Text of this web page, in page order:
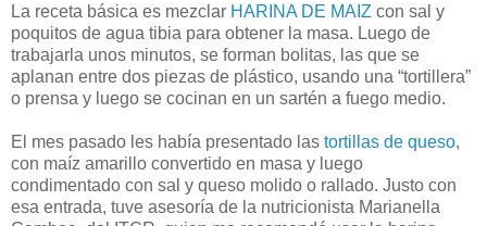
La receta básica es mezclar HARINA DE MAIZ con sal y
poquitos de agua tibia para obtener la masa. Luego de
trabajarla unos minutos, se forman bolitas, las que se
aplanan entre dos piezas de plástico, usando una “tortillera”
o prensa y luego se cocinan en un sartén a fuego medio.
El mes pasado les había presentado las tortillas de queso,
con maíz amarillo convertido en masa y luego
condimentado con sal y queso molido o rallado. Justo con
esa entrada, tuve asesoría de la nutricionista Marianella